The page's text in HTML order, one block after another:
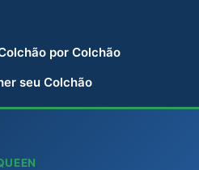
por Colchão
seu Colchão